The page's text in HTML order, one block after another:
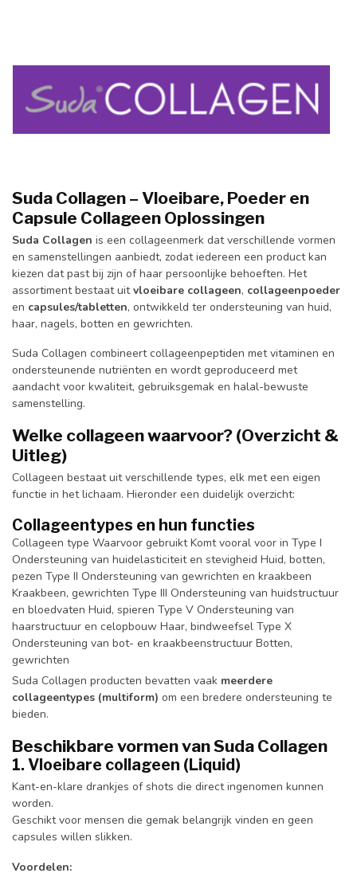
Suda Collagen – Vloeibare, Poeder en
Capsule Collageen Oplossingen
Suda Collagen is een collageenmerk dat verschillende vormen
en samenstellingen aanbiedt, zodat iedereen een product kan
kiezen dat past bij zijn of haar persoonlijke behoeften. Het
assortiment bestaat uitvloeibare collageen, collageenpoeder
en capsules/tabletten, ontwikkeld ter ondersteuning van huid,
haar, nagels, botten en gewrichten.
Suda Collagen combineert collageenpeptiden met vitaminen en
ondersteunende nutriënten en wordt geproduceerd met
aandacht voor kwaliteit, gebruiksgemak en halal-bewuste
samenstelling.
Welke collageen waarvoor? (Overzicht &
Uitleg)
Collageen bestaat uit verschillende types, elk met een eigen
functie in het lichaam. Hieronder een duidelijk overzicht:
Collageentypes en hun functies
Collageen type Waarvoor gebruikt Komt vooral voor in Type I
Ondersteuning van huidelasticiteit en stevigheid Huid, botten,
pezen Type II Ondersteuning van gewrichten en kraakbeen
Kraakbeen, gewrichten Type III Ondersteuning van huidstructuur
en bloedvaten Huid, spieren Type V Ondersteuning van
haarstructuur en celopbouw Haar, bindweefsel Type X
Ondersteuning van bot- en kraakbeenstructuur Botten,
gewrichten
Suda Collagen producten bevatten vaak meerdere
collageentypes (multiform) om een bredere ondersteuning te
bieden.
Beschikbare vormen van Suda Collagen
1. Vloeibare collageen (Liquid)
Kant-en-klare drankjes of shots die direct ingenomen kunnen
worden.
Geschikt voor mensen die gemak belangrijk vinden en geen
capsules willen slikken.
Voordelen: